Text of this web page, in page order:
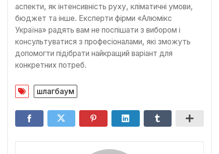
аспекти, як інтенсивність руху, кліматичні умови,
бюджет та інше. Експерти фірми «Алюмікс
Україна» радять вам не поспішати з вибором і
консультуватися з професіоналами, які зможуть
допомогти підібрати найкращий варіант для
конкретних потреб.
шлагбаум